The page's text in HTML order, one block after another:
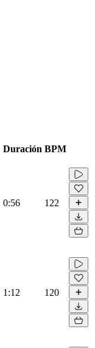
Duración BPM
0:56 122
1:12 120